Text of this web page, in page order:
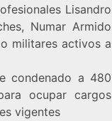
Lisandro
Numar Armido
militares activos a
condenado a 480
ocupar cargos
vigentes